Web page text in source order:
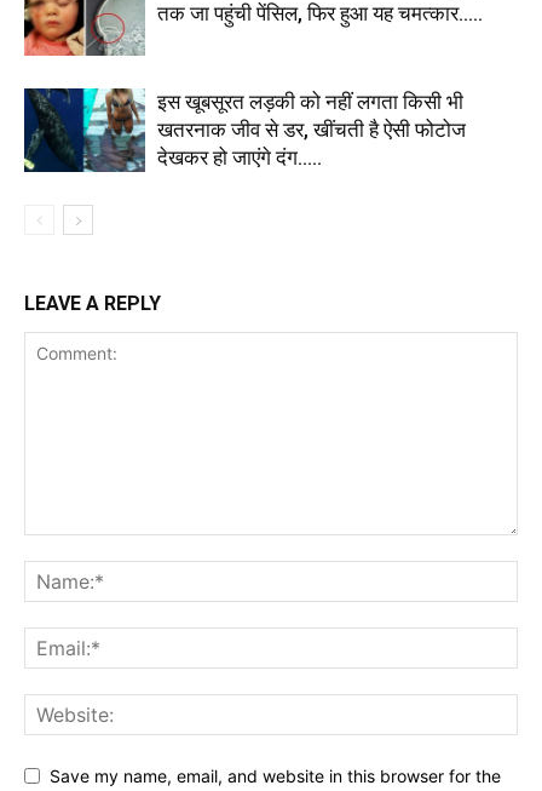
तक जा पहुंची पेंसिल, फिर हुआ यह चमत्कार…..
इस खूबसूरत लड़की को नहीं लगता किसी भी
खतरनाक जीव से डर, खींचती है ऐसी फोटोज
देखकर हो जाएंगे दंग…..
LEAVE A REPLY
Save my name, email, and website in this browser for the